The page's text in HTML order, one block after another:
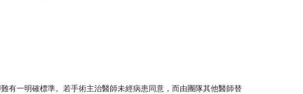
有一明確標準。若手術主治醫師未經病患同意，而由團隊其他醫師替